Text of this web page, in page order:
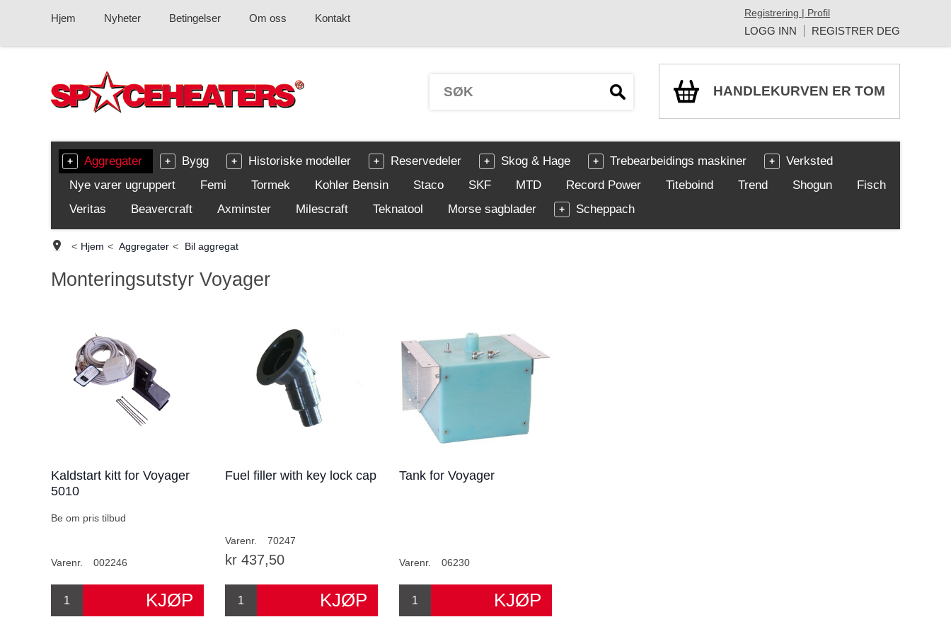
Hjem Nyheter Betingelser Om oss Kontakt Registrering | Profil
LOGG INN REGISTRER DEG
HANDLEKURVEN ER TOM
Aggregater Bygg Historiske modeller Reservedeler Skog & Hage Trebearbeidings maskiner
Verksted
Nye varer ugruppert
Femi Tormek Kohler Bensin Staco SKF MTD Record Power Titeboind Trend Shogun
Fisch
Veritas
Beavercraft Axminster Milescraft Teknatool Morse sagblader Scheppach
< Hjem < Aggregater < Bil aggregat
Monteringsutstyr Voyager
Kaldstart kitt for Voyager
5010
Be om pris tilbud
Varenr. 002246
Fuel filler with key lock cap
Varenr. 70247
kr 437,50
Tank for Voyager
Varenr. 06230